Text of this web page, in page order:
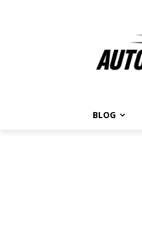
BLOG